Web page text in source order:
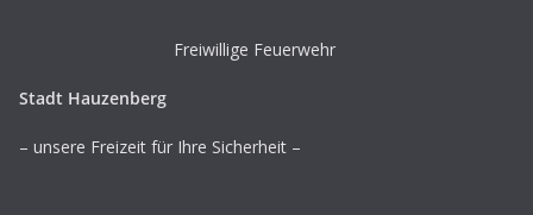
Freiwillige Feuerwehr
Stadt Hauzenberg
– unsere Freizeit für Ihre Sicherheit –